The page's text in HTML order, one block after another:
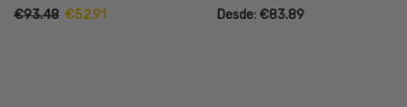
€93.48 O€52.91O
Desde: €83.89